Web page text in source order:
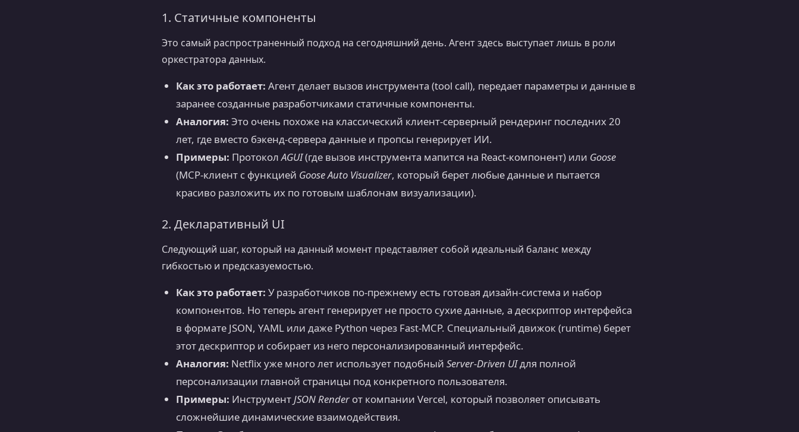
1. Статичные компоненты
Это самый распространенный подход на сегодняшний день. Агент здесь выступает лишь в роли
оркестратора данных.
Как это работает: Агент делает вызов инструмента (tool call), передает параметры и данные в
заранее созданные разработчиками статичные компоненты.
Аналогия: Это очень похоже на классический клиент-серверный рендеринг последних 20
лет, где вместо бэкенд-сервера данные и пропсы генерирует ИИ.
Примеры: ПротоколAGUI(где вызов инструмента мапится на React-компонент) или Goose
(MCP-клиент с функцией Goose Auto Visualizer, который берет любые данные и пытается
красиво разложить их по готовым шаблонам визуализации).
2. Декларативный UI
Следующий шаг, который на данный момент представляет собой идеальный баланс между
гибкостью и предсказуемостью.
Как это работает: У разработчиков по-прежнему есть готовая дизайн-система и набор
компонентов. Но теперь агент генерирует не просто сухие данные, а дескриптор интерфейса
в формате JSON, YAML или даже Python через Fast-MCP. Специальный движок (runtime) берет
этот дескриптор и собирает из него персонализированный интерфейс.
Аналогия: Netflix уже много лет использует подобный Server-Driven UIдля полной
персонализации главной страницы под конкретного пользователя.
Примеры: ИнструментJSON Render от компании Vercel, который позволяет описывать
сложнейшие динамические взаимодействия.